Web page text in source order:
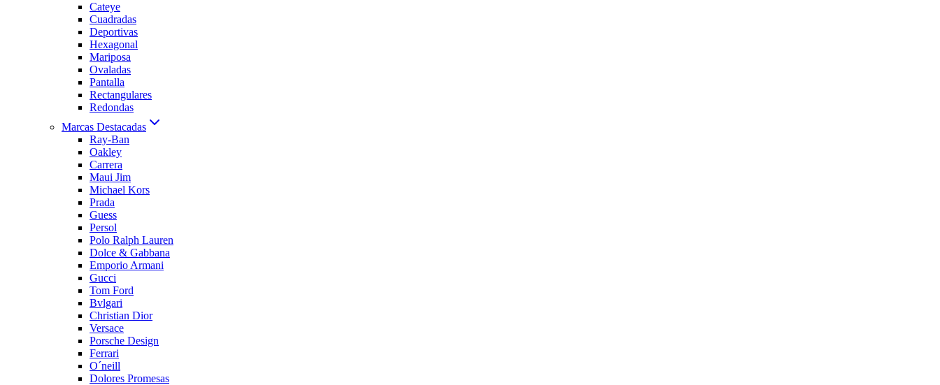
Cateye
Cuadradas
Deportivas
Hexagonal
Mariposa
Ovaladas
Pantalla
Rectangulares
Redondas
Marcas Destacadas
Ray-Ban
Oakley
Carrera
Maui Jim
Michael Kors
Prada
Guess
Persol
Polo Ralph Lauren
Dolce & Gabbana
Emporio Armani
Gucci
Tom Ford
Bvlgari
Christian Dior
Versace
Porsche Design
Ferrari
O´neill
Dolores Promesas